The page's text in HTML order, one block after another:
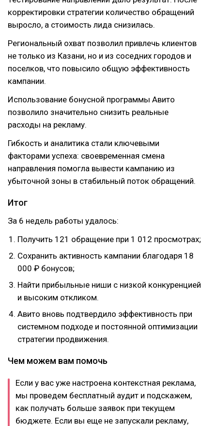
корректировки стратегии количество обращений
выросло, а стоимость лида снизилась.
Региональный охват позволил привлечь клиентов
не только из Казани, но и из соседних городов и
поселков, что повысило общую эффективность
кампании.
Использование бонусной программы Авито
позволило значительно снизить реальные
расходы на рекламу.
Гибкость и аналитика стали ключевыми
факторами успеха: своевременная смена
направления помогла вывести кампанию из
убыточной зоны в стабильный поток обращений.
Итог
За 6 недель работы удалось:
Получить 121 обращение при 1 012 просмотрах;
Сохранить активность кампании благодаря 18
000 ₽ бонусов;
Найти прибыльные ниши с низкой конкуренцией
и высоким откликом.
Авито вновь подтвердило эффективность при
системном подходе и постоянной оптимизации
стратегии продвижения.
Чем можем вам помочь
Если у вас уже настроена контекстная реклама,
мы проведем бесплатный аудит и подскажем,
как получать больше заявок при текущем
бюджете. Если вы еще не запускали рекламу,